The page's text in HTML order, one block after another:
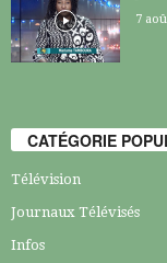
7
CATÉGORIE
Télévision
Journaux Télévisés
Infos